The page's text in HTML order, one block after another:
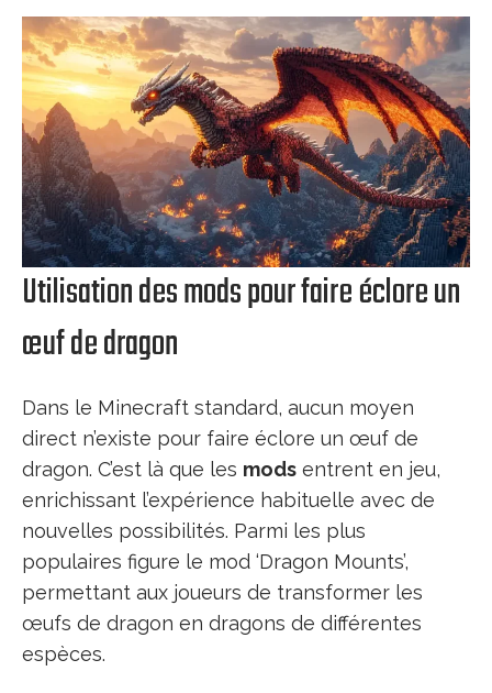
Utilisation des mods pour faire éclore un
œuf de dragon
Dans le Minecraft standard, aucun moyen
direct n’existe pour faire éclore un œuf de
dragon. C’est là que les mods entrent en jeu,
enrichissant l’expérience habituelle avec de
nouvelles possibilités. Parmi les plus
populaires figure le mod ‘Dragon Mounts’,
permettant aux joueurs de transformer les
œufs de dragon en dragons de différentes
espèces.